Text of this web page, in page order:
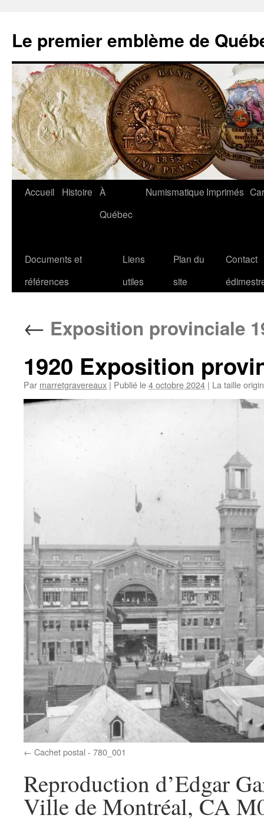
contenu
Le premier emblème de
Accueil Histoire À
Québec
Numismatique Imprimés
Documents et
références
Liens
utiles
Plan du
site
Contact
← Exposition provinciale
1920 Exposition
Par marretgravereaux | Publié le4 octobre 2024 | La taille
Cachet postal - 780_001
Reproduction d’Edgar
Ville de Montréal, CA